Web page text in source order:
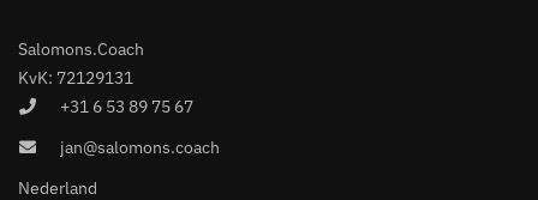
Salomons.Coach
KvK: 72129131
+31 6 53 89 75 67
jan@salomons.coach
Nederland